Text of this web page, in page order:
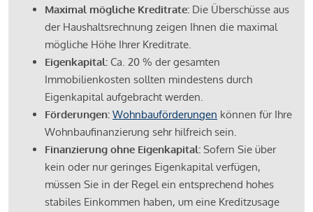
Maximal mögliche Kreditrate: Die Überschüsse aus
der Haushaltsrechnung zeigen Ihnen die maximal
mögliche Höhe Ihrer Kreditrate.
Eigenkapital: Ca. 20 % der gesamten
Immobilienkosten sollten mindestens durch
Eigenkapital aufgebracht werden.
Förderungen: Wohnbauförderungen können für Ihre
Wohnbaufinanzierung sehr hilfreich sein.
Finanzierung ohne Eigenkapital: Sofern Sie über
kein oder nur geringes Eigenkapital verfügen,
müssen Sie in der Regel ein entsprechend hohes
stabiles Einkommen haben, um eine Kreditzusage